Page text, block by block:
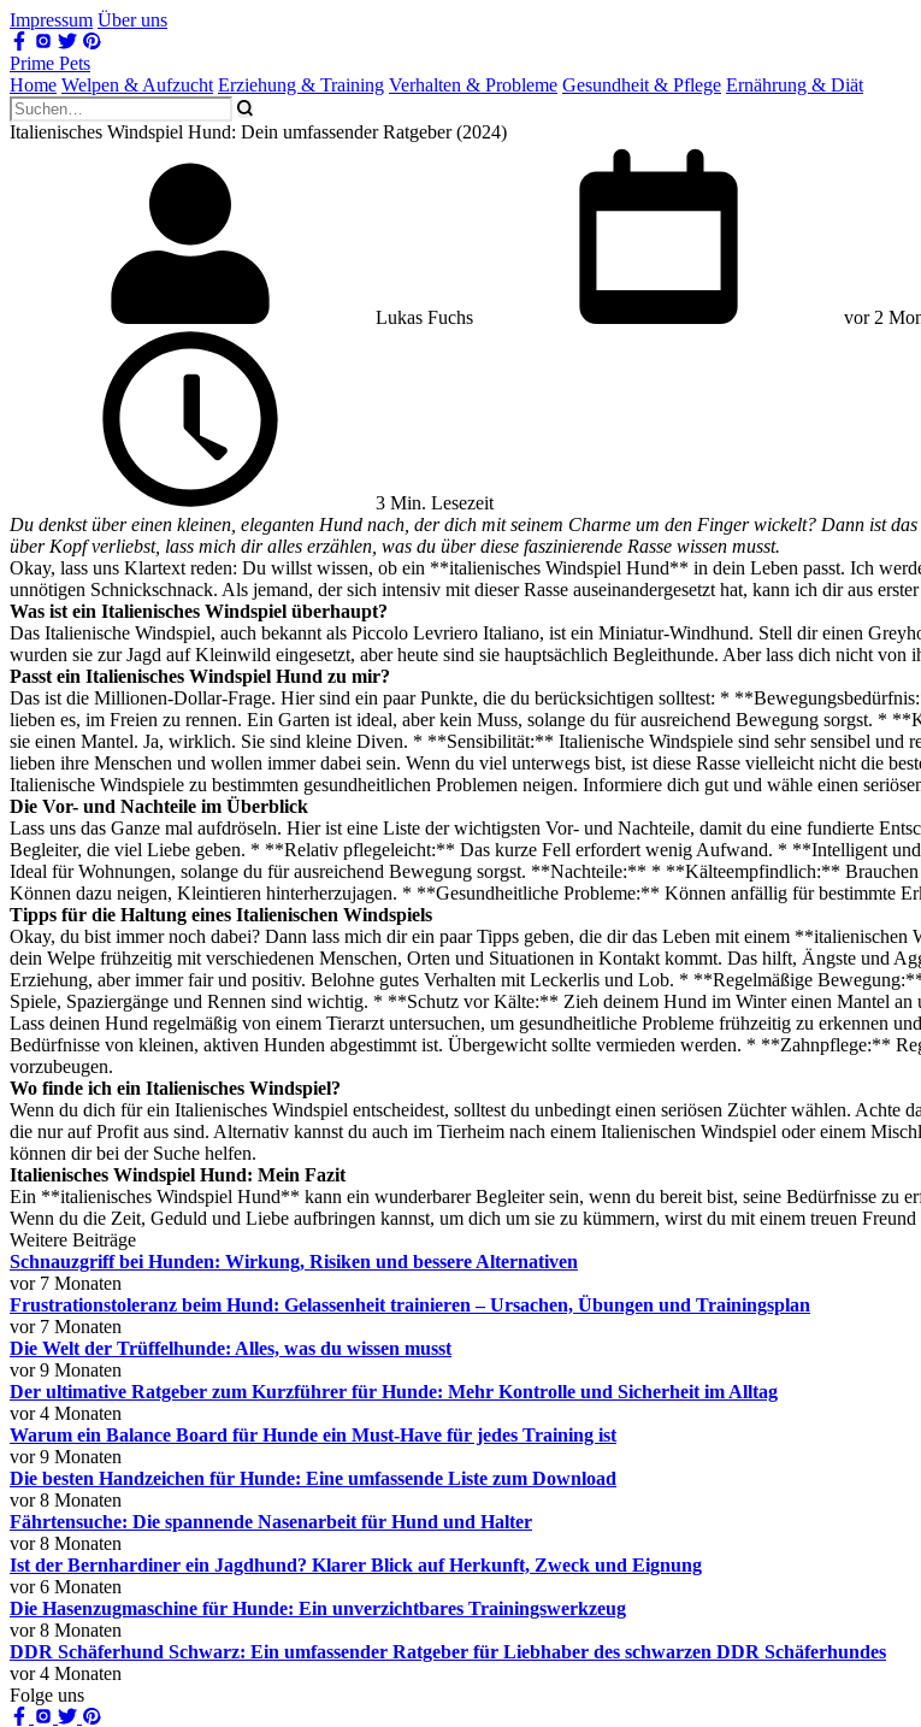
Impressum Über uns
Prime Pets
Home Welpen & Aufzucht Erziehung & Training Verhalten & Probleme Gesundheit & Pflege Ernährung & Diät
Italienisches Windspiel Hund: Dein umfassender Ratgeber (2024)
Lukas Fuchs vor 2
3 Min. Lesezeit
Du denkst über einen kleinen, eleganten Hund nach, der dich mit seinem Charme um den Finger wickelt? Dann ist
über Kopf verliebst, lass mich dir alles erzählen, was du über diese faszinierende Rasse wissen musst.
Okay, lass uns Klartext reden: Du willst wissen, ob ein **italienisches Windspiel Hund** in dein Leben passt. Ich
unnötigen Schnickschnack. Als jemand, der sich intensiv mit dieser Rasse auseinandergesetzt hat, kann ich dir aus
Was ist ein Italienisches Windspiel überhaupt?
Das Italienische Windspiel, auch bekannt als Piccolo Levriero Italiano, ist ein Miniatur-Windhund. Stell dir einen
wurden sie zur Jagd auf Kleinwild eingesetzt, aber heute sind sie hauptsächlich Begleithunde. Aber lass dich nicht von
Passt ein Italienisches Windspiel Hund zu mir?
Das ist die Millionen-Dollar-Frage. Hier sind ein paar Punkte, die du berücksichtigen solltest: *
lieben es, im Freien zu rennen. Ein Garten ist ideal, aber kein Muss, solange du für ausreichend Bewegung sorgst.
sie einen Mantel. Ja, wirklich. Sie sind kleine Diven. * **Sensibilität:** Italienische Windspiele sind sehr sensibel
lieben ihre Menschen und wollen immer dabei sein. Wenn du viel unterwegs bist, ist diese Rasse vielleicht nicht die
Italienische Windspiele zu bestimmten gesundheitlichen Problemen neigen. Informiere dich gut und wähle einen
Die Vor- und Nachteile im Überblick
Lass uns das Ganze mal aufdröseln. Hier ist eine Liste der wichtigsten Vor- und Nachteile, damit du eine fundierte
Begleiter, die viel Liebe geben. * **Relativ pflegeleicht:** Das kurze Fell erfordert wenig Aufwand. * **Intelligent
Ideal für Wohnungen, solange du für ausreichend Bewegung sorgst. **Nachteile:** * **Kälteempfindlich:**
Können dazu neigen, Kleintieren hinterherzujagen. * **Gesundheitliche Probleme:** Können anfällig für bestimmte
Tipps für die Haltung eines Italienischen Windspiels
Okay, du bist immer noch dabei? Dann lass mich dir ein paar Tipps geben, die dir das Leben mit einem
dein Welpe frühzeitig mit verschiedenen Menschen, Orten und Situationen in Kontakt kommt. Das hilft, Ängste und
Erziehung, aber immer fair und positiv. Belohne gutes Verhalten mit Leckerlis und Lob. * **Regelmäßige
Spiele, Spaziergänge und Rennen sind wichtig. * **Schutz vor Kälte:** Zieh deinem Hund im Winter einen Mantel
Lass deinen Hund regelmäßig von einem Tierarzt untersuchen, um gesundheitliche Probleme frühzeitig zu erkennen
Bedürfnisse von kleinen, aktiven Hunden abgestimmt ist. Übergewicht sollte vermieden werden. * **Zahnpflege:**
vorzubeugen.
Wo finde ich ein Italienisches Windspiel?
Wenn du dich für ein Italienisches Windspiel entscheidest, solltest du unbedingt einen seriösen Züchter wählen. Achte
die nur auf Profit aus sind. Alternativ kannst du auch im Tierheim nach einem Italienischen Windspiel oder einem
können dir bei der Suche helfen.
Italienisches Windspiel Hund: Mein Fazit
Ein **italienisches Windspiel Hund** kann ein wunderbarer Begleiter sein, wenn du bereit bist, seine Bedürfnisse zu
Wenn du die Zeit, Geduld und Liebe aufbringen kannst, um dich um sie zu kümmern, wirst du mit einem treuen
Weitere Beiträge
Schnauzgriff bei Hunden: Wirkung, Risiken und bessere Alternativen
vor 7 Monaten
Frustrationstoleranz beim Hund: Gelassenheit trainieren – Ursachen, Übungen und Trainingsplan
vor 7 Monaten
Die Welt der Trüffelhunde: Alles, was du wissen musst
vor 9 Monaten
Der ultimative Ratgeber zum Kurzführer für Hunde: Mehr Kontrolle und Sicherheit im Alltag
vor 4 Monaten
Warum ein Balance Board für Hunde ein Must-Have für jedes Training ist
vor 9 Monaten
Die besten Handzeichen für Hunde: Eine umfassende Liste zum Download
vor 8 Monaten
Fährtensuche: Die spannende Nasenarbeit für Hund und Halter
vor 8 Monaten
Ist der Bernhardiner ein Jagdhund? Klarer Blick auf Herkunft, Zweck und Eignung
vor 6 Monaten
Die Hasenzugmaschine für Hunde: Ein unverzichtbares Trainingswerkzeug
vor 8 Monaten
DDR Schäferhund Schwarz: Ein umfassender Ratgeber für Liebhaber des schwarzen DDR Schäferhundes
vor 4 Monaten
Folge uns